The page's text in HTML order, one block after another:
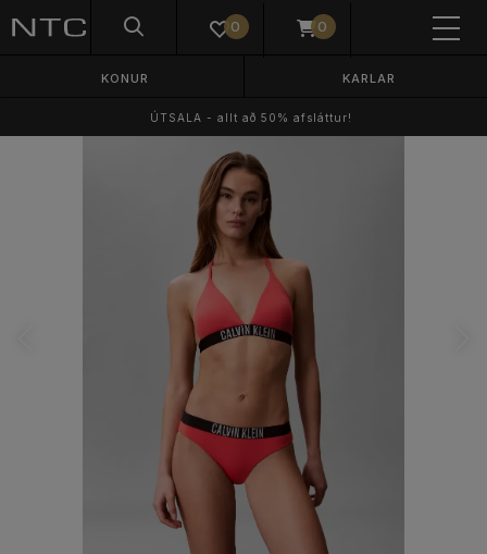
0 0
KONUR KARLAR
ÚTSALA - allt að 50% afsláttur!